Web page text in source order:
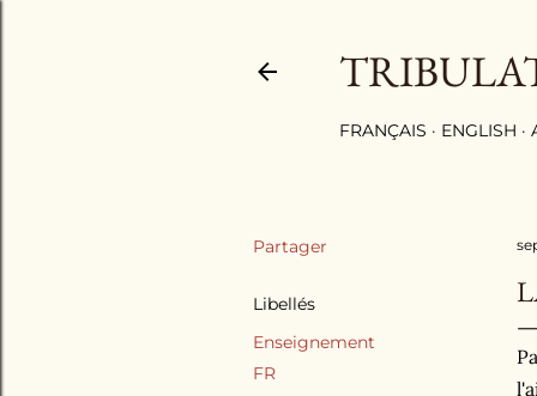
FRANÇAIS ENGLISH
Partager
Libellés
Enseignement
FR